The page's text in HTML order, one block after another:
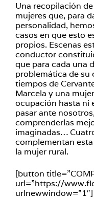
Una recopilación
mujeres que, para
personalidad,
casos en que esto
propios. Escenas
conductor
que para cada una
problemática de su
tiempos de
Marcela y una
ocupación hasta ni
pasar ante
comprenderlas
imaginadas…
complementan
la mujer rural.
[button
url=”https://
urlnewwindow=”1″]